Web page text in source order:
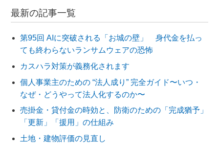
最新の記事一覧
第95回 AIに突破される「お城の壁」 身代金を払っ
ても終わらないランサムウェアの恐怖
カスハラ対策が義務化されます
個人事業主のための “法人成り” 完全ガイド〜いつ・
なぜ・どうやって法人化するのか〜
売掛金・貸付金の時効と、防衛のための「完成猶予」
「更新」「援用」の仕組み
土地・建物評価の見直し